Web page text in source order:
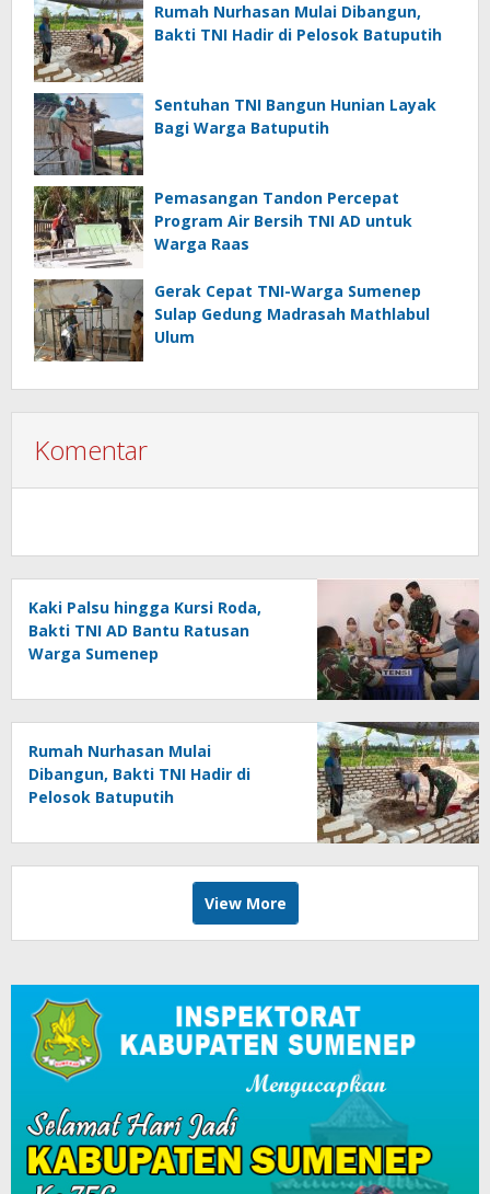
Rumah Nurhasan Mulai Dibangun,
Bakti TNI Hadir di Pelosok Batuputih
Sentuhan TNI Bangun Hunian Layak
Bagi Warga Batuputih
Pemasangan Tandon Percepat
Program Air Bersih TNI AD untuk
Warga Raas
Gerak Cepat TNI-Warga Sumenep
Sulap Gedung Madrasah Mathlabul
Ulum
Komentar
Kaki Palsu hingga Kursi Roda,
Bakti TNI AD Bantu Ratusan
Warga Sumenep
Rumah Nurhasan Mulai
Dibangun, Bakti TNI Hadir di
Pelosok Batuputih
View More